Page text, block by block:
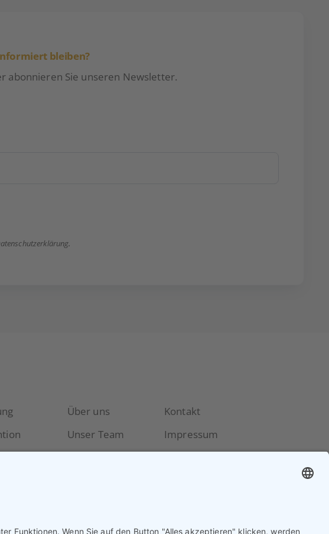
bleiben?
abonnieren Sie unseren Newsletter.
.
Über uns
Unser Team
Kontakt
Impressum